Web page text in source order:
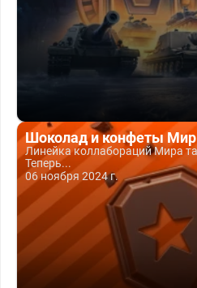
Шоколад и конфеты Мир
Линейка коллабораций Мира
Теперь...
06 ноября 2024 г.